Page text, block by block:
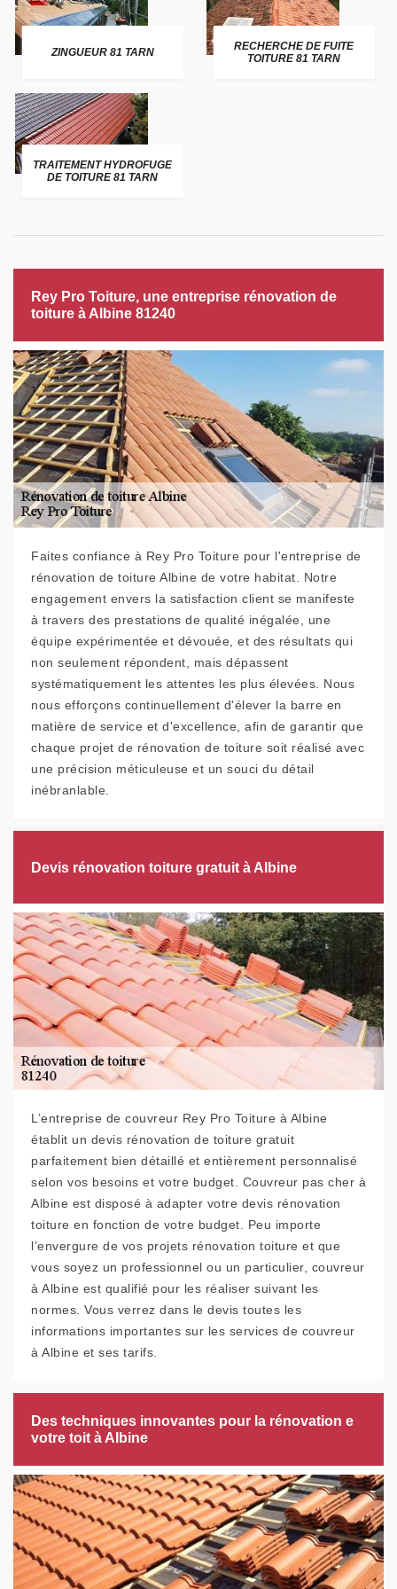
ZINGUEUR 81 TARN
RECHERCHE DE FUITE
TOITURE 81 TARN
TRAITEMENT HYDROFUGE
DE TOITURE 81 TARN
Rey Pro Toiture, une entreprise rénovation de
toiture à Albine 81240
Faites confiance à Rey Pro Toiture pour l'entreprise de
rénovation de toiture Albine de votre habitat. Notre
engagement envers la satisfaction client se manifeste
à travers des prestations de qualité inégalée, une
équipe expérimentée et dévouée, et des résultats qui
non seulement répondent, mais dépassent
systématiquement les attentes les plus élevées. Nous
nous efforçons continuellement d'élever la barre en
matière de service et d'excellence, afin de garantir que
chaque projet de rénovation de toiture soit réalisé avec
une précision méticuleuse et un souci du détail
inébranlable.
Devis rénovation toiture gratuit à Albine
L’entreprise de couvreur Rey Pro Toiture à Albine
établit un devis rénovation de toiture gratuit
parfaitement bien détaillé et entièrement personnalisé
selon vos besoins et votre budget. Couvreur pas cher à
Albine est disposé à adapter votre devis rénovation
toiture en fonction de votre budget. Peu importe
l’envergure de vos projets rénovation toiture et que
vous soyez un professionnel ou un particulier, couvreur
à Albine est qualifié pour les réaliser suivant les
normes. Vous verrez dans le devis toutes les
informations importantes sur les services de couvreur
à Albine et ses tarifs.
Des techniques innovantes pour la rénovation e
votre toit à Albine